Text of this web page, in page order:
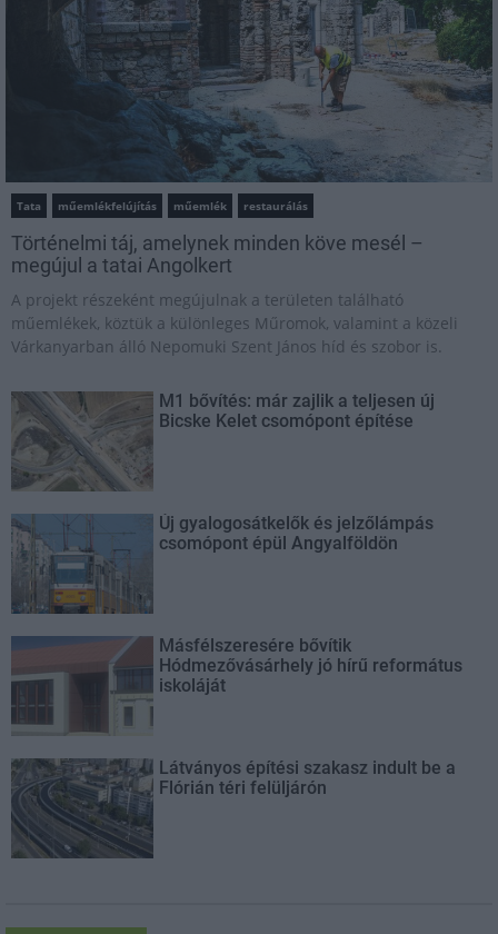
Tata műemlékfelújítás műemlék restaurálás
Történelmi táj, amelynek minden köve mesél –
megújul a tatai Angolkert
A projekt részeként megújulnak a területen található
műemlékek, köztük a különleges Műromok, valamint a közeli
Várkanyarban álló Nepomuki Szent János híd és szobor is.
M1 bővítés: már zajlik a teljesen új
Bicske Kelet csomópont építése
Új gyalogosátkelők és jelzőlámpás
csomópont épül Angyalföldön
Másfélszeresére bővítik
Hódmezővásárhely jó hírű református
iskoláját
Látványos építési szakasz indult be a
Flórián téri felüljárón